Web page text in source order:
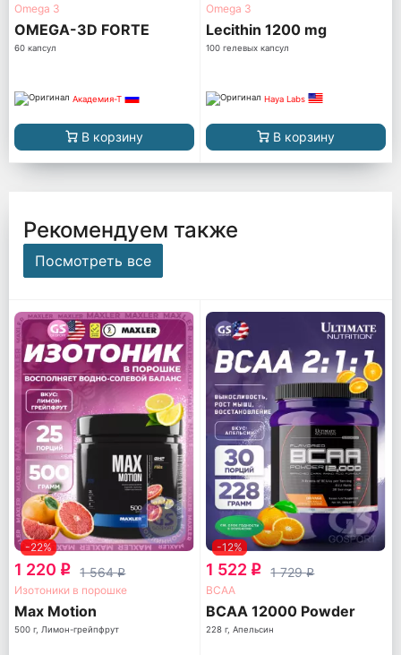
Omega 3
OMEGA-3D FORTE
60 капсул
Академия-Т
В корзину
Omega 3
Lecithin 1200 mg
100 гелевых капсул
Haya Labs
В корзину
Рекомендуем также
Посмотреть все
-22%
1 220 q 1 564q
Изотоники в порошке
Max Motion
500 г, Лимон-грейпфрут
-12%
1 522 q 1 729q
ВСАА
BCAA 12000 Powder
228 г, Апельсин